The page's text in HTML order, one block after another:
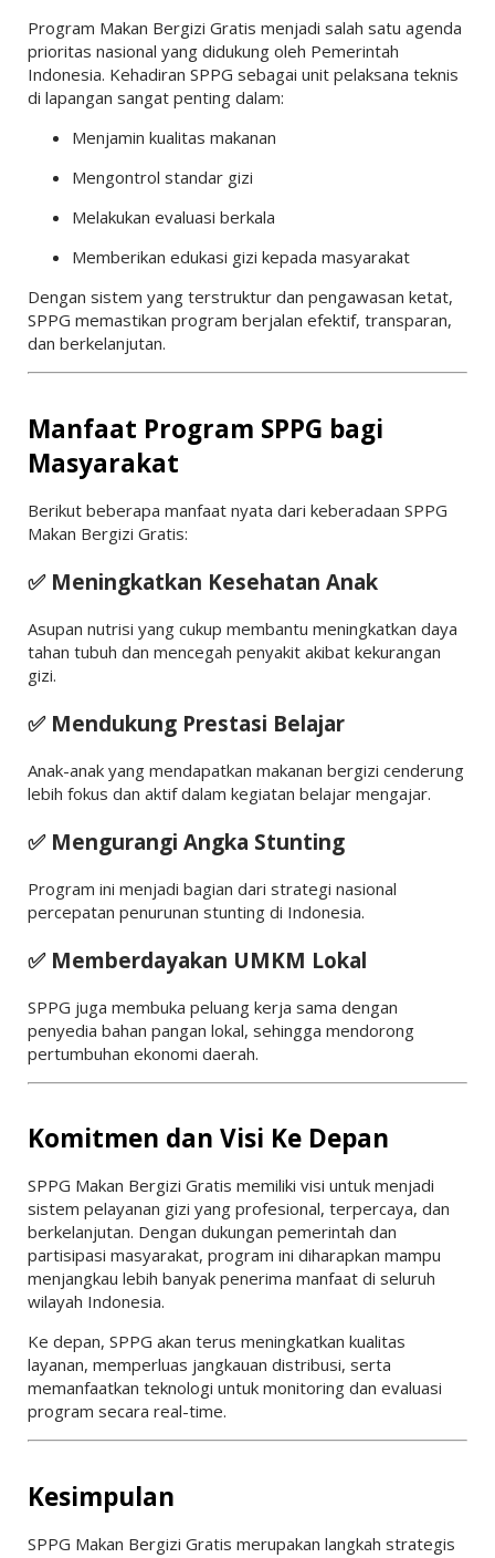
Program Makan Bergizi Gratis menjadi salah satu agenda
prioritas nasional yang didukung oleh Pemerintah
Indonesia. Kehadiran SPPG sebagai unit pelaksana teknis
di lapangan sangat penting dalam:
Menjamin kualitas makanan
Mengontrol standar gizi
Melakukan evaluasi berkala
Memberikan edukasi gizi kepada masyarakat
Dengan sistem yang terstruktur dan pengawasan ketat,
SPPG memastikan program berjalan efektif, transparan,
dan berkelanjutan.
Manfaat Program SPPG bagi
Masyarakat
Berikut beberapa manfaat nyata dari keberadaan SPPG
Makan Bergizi Gratis:
✅ Meningkatkan Kesehatan Anak
Asupan nutrisi yang cukup membantu meningkatkan daya
tahan tubuh dan mencegah penyakit akibat kekurangan
gizi.
✅ Mendukung Prestasi Belajar
Anak-anak yang mendapatkan makanan bergizi cenderung
lebih fokus dan aktif dalam kegiatan belajar mengajar.
✅ Mengurangi Angka Stunting
Program ini menjadi bagian dari strategi nasional
percepatan penurunan stunting di Indonesia.
✅ Memberdayakan UMKM Lokal
SPPG juga membuka peluang kerja sama dengan
penyedia bahan pangan lokal, sehingga mendorong
pertumbuhan ekonomi daerah.
Komitmen dan Visi Ke Depan
SPPG Makan Bergizi Gratis memiliki visi untuk menjadi
sistem pelayanan gizi yang profesional, terpercaya, dan
berkelanjutan. Dengan dukungan pemerintah dan
partisipasi masyarakat, program ini diharapkan mampu
menjangkau lebih banyak penerima manfaat di seluruh
wilayah Indonesia.
Ke depan, SPPG akan terus meningkatkan kualitas
layanan, memperluas jangkauan distribusi, serta
memanfaatkan teknologi untuk monitoring dan evaluasi
program secara real-time.
Kesimpulan
SPPG Makan Bergizi Gratis merupakan langkah strategis